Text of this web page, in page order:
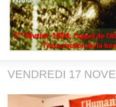
VENDREDI 17